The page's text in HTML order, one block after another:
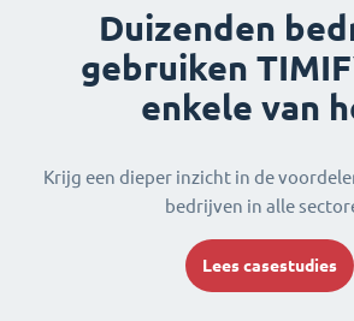
Duizenden
gebruiken
enkele van
Krijg een dieper inzicht in de
bedrijven in alle
Lees casestudies